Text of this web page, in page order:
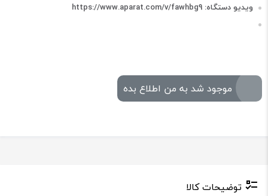
ویدیو دستگاه: https://www.aparat.com/v/fawhbg9
موجود شد به من اطلاع بده
توضیحات کالا